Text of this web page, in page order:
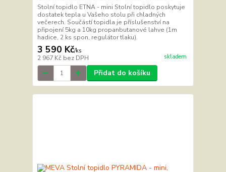
Stolní topidlo ETNA - mini Stolní topidlo poskytuje
dostatek tepla u Vašeho stolu při chladných
večerech. Součástí topidla je příslušenství na
připojení 5kg a 10kg propanbutanové lahve (1m
hadice, 2 ks spon, regulátor tlaku).
3 590 Kč/ks
2 967 Kč bez DPH skladem
Přidat do košíku